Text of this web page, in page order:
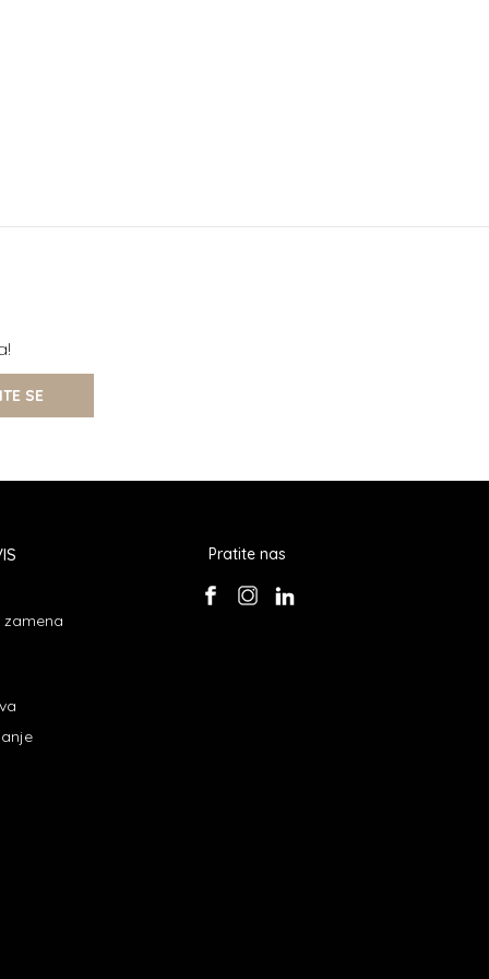
SE
zamena
Pratite nas